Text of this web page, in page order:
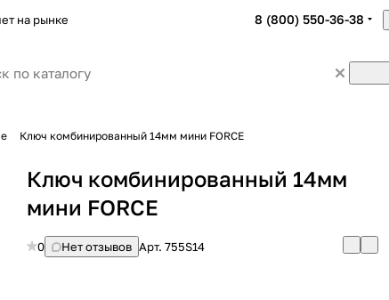
на рынке 8 (800) 550-36-38
Ключ комбинированный 14мм мини FORCE
Ключ комбинированный 14мм
мини FORCE
0 Нет отзывов Арт.755S14